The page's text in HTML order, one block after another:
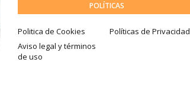
POLÍTICAS
Politica de Cookies
Políticas de Privacidad
Aviso legal y términos
de uso